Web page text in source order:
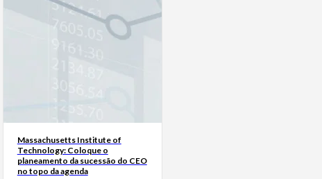
Massachusetts Institute of
Technology: Coloque o
planeamento da sucessão do CEO
no topo da agenda